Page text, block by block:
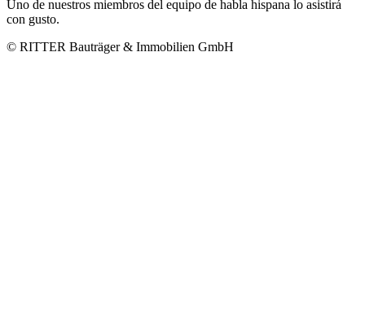
Uno de nuestros miembros del equipo de habla hispana lo asistirá
con gusto.
© RITTER Bauträger & Immobilien GmbH